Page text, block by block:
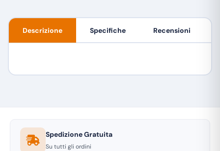
Descrizione Specifiche Recensioni
Spedizione Gratuita
Su tutti gli ordini